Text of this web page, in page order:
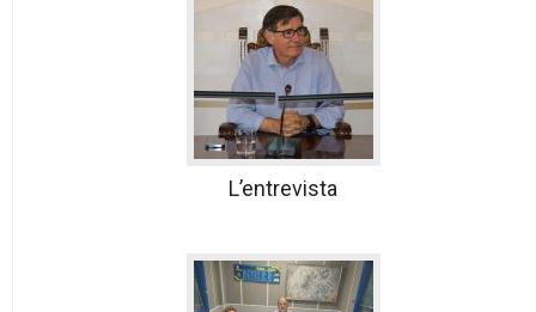
L’entrevista